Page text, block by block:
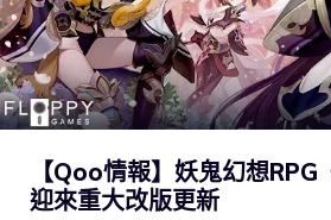
【Qoo情報】妖鬼幻想RPG
迎來重大改版更新